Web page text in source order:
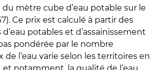
mètre cube d’eau potable sur le
Ce prix est calculé à partir des
potables et d’assainissement
pondérée par le nombre
l’eau varie selon les territoires en